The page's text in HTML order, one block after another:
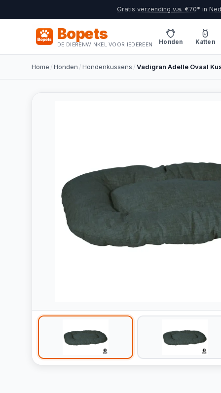
Gratis verzending v.a. €70* in
Bopets
DE DIERENWINKEL VOOR IEDEREEN Honden Katten
Home /Honden /Hondenkussens /Vadigran Adelle Ovaal